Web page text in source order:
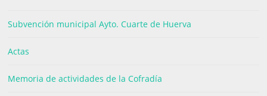
Subvención municipal Ayto. Cuarte de Huerva
Actas
Memoria de actividades de la Cofradía